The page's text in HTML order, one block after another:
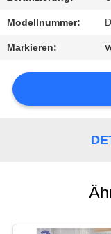
BITTE UM
ANGEBOT
Modellnummer:
Markieren: